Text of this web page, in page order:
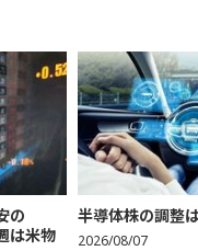
の
は米物
半導体株の調整
2026/08/07